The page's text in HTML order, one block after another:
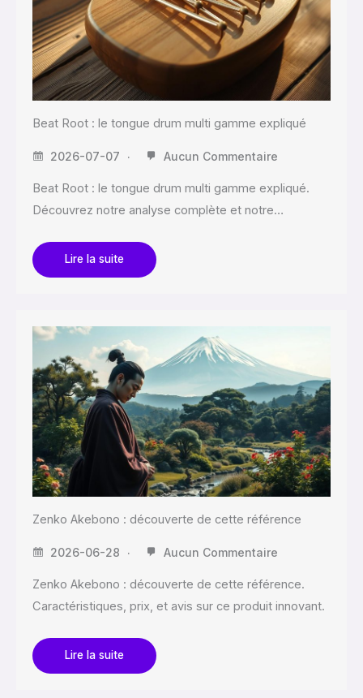
Beat Root : le tongue drum multi gamme expliqué
2026-07-07 Aucun Commentaire
Beat Root : le tongue drum multi gamme expliqué.
Découvrez notre analyse complète et notre…
Lire la suite
Zenko Akebono : découverte de cette référence
2026-06-28 Aucun Commentaire
Zenko Akebono : découverte de cette référence.
Caractéristiques, prix, et avis sur ce produit innovant.
Lire la suite